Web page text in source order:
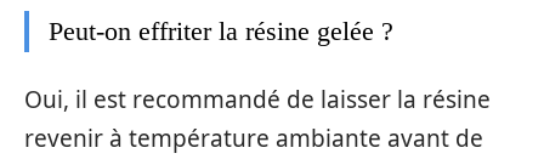
Peut-on effriter la résine gelée ?
Oui, il est recommandé de laisser la résine
revenir à température ambiante avant de